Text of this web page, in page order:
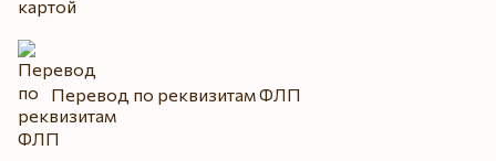
Перевод по реквизитам ФЛП